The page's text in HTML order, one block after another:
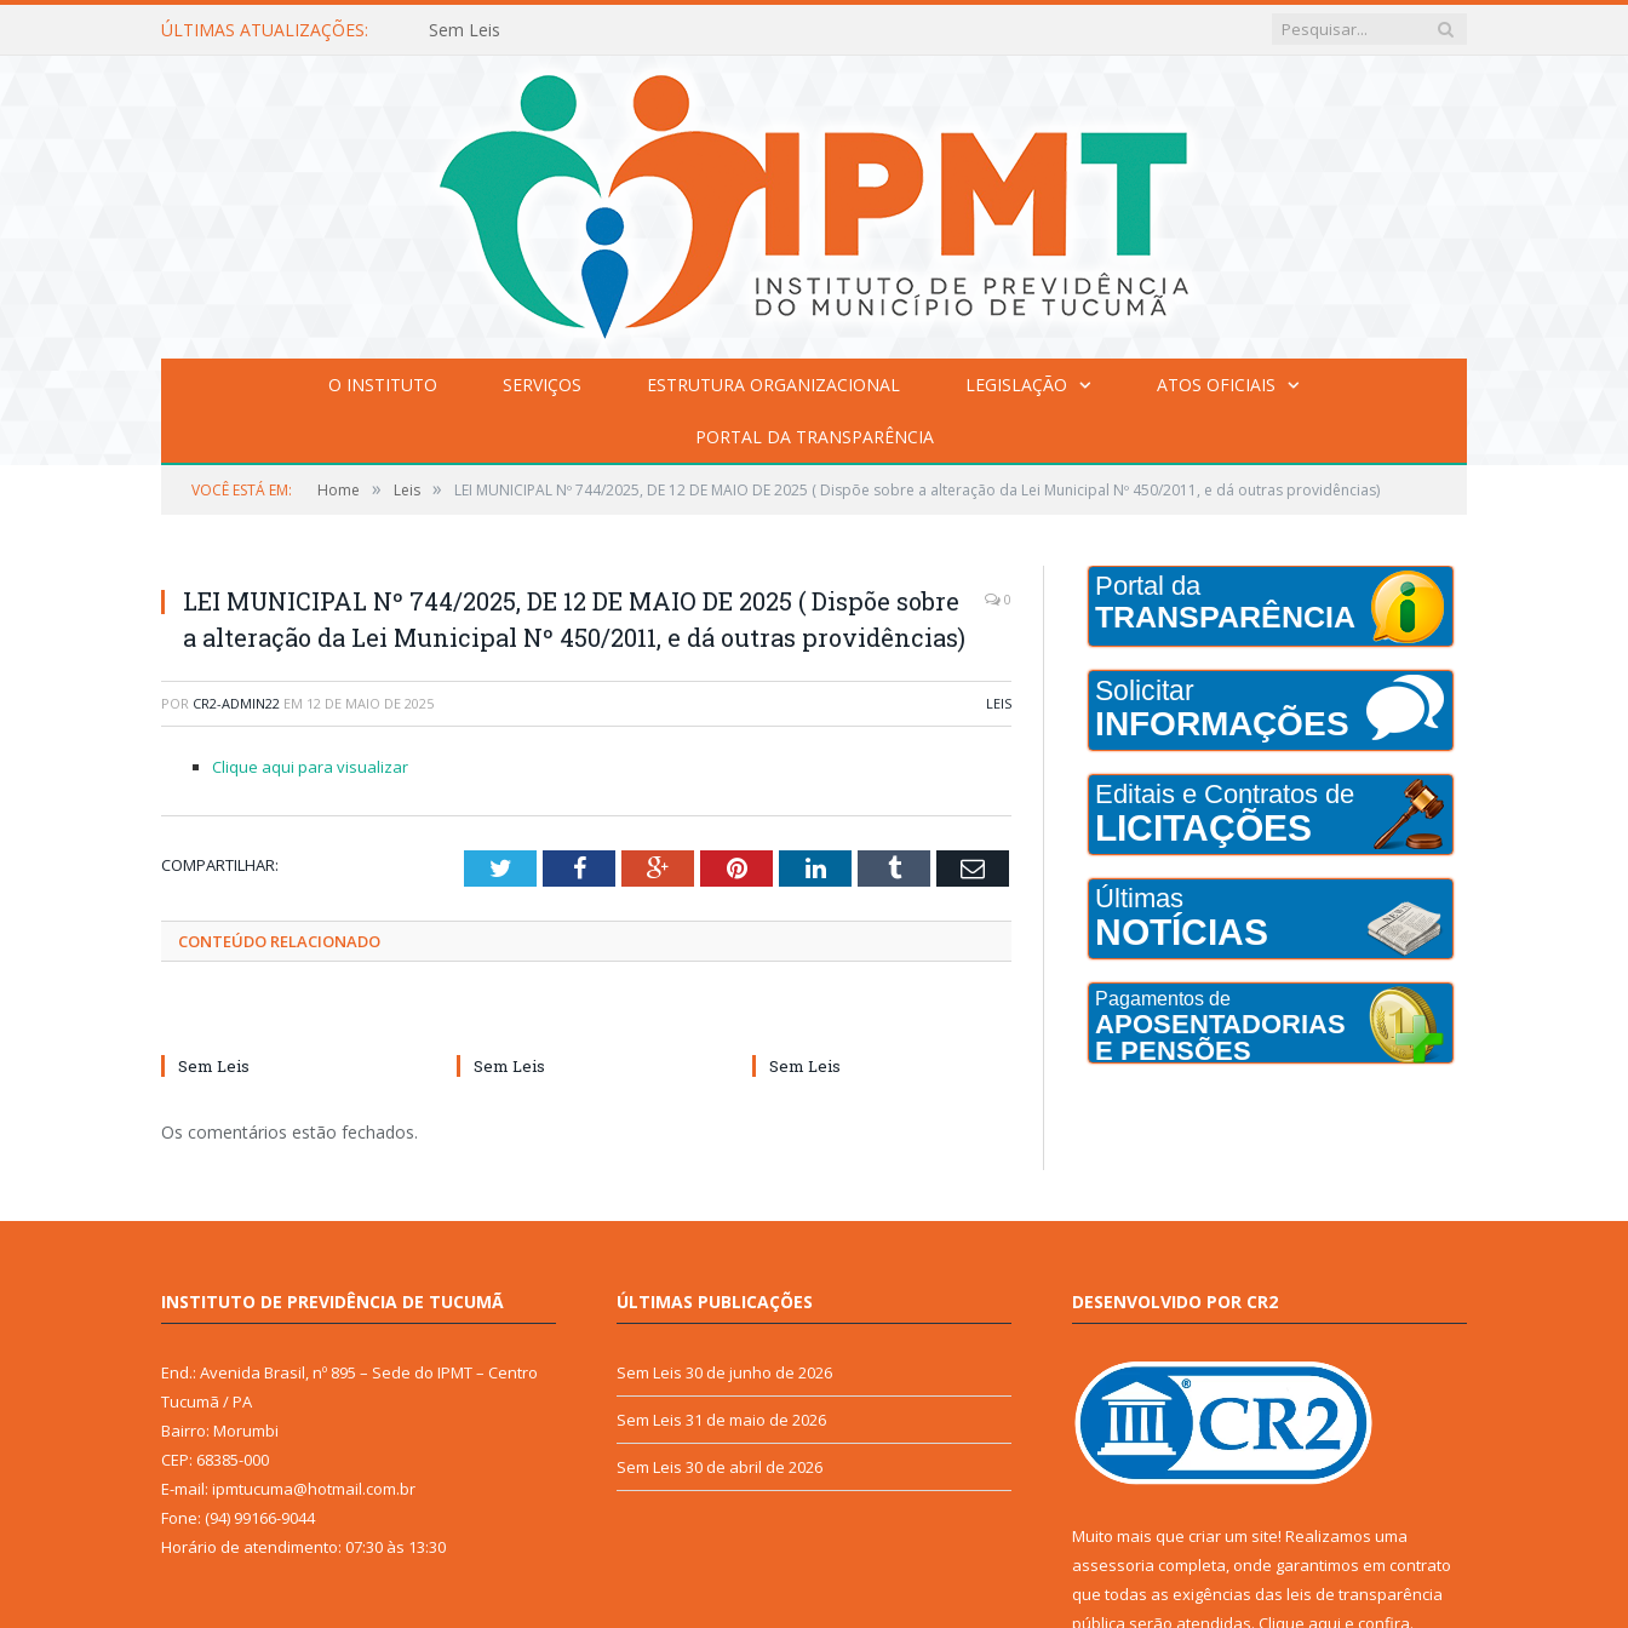
ÚLTIMAS ATUALIZAÇÕES: Sem Leis
O INSTITUTO SERVIÇOS ESTRUTURA ORGANIZACIONAL LEGISLAÇÃO ATOS OFICIAIS
PORTAL DA TRANSPARÊNCIA
VOCÊ ESTÁ EM: Home » Leis » LEI MUNICIPAL Nº 744/2025, DE 12 DE MAIO DE 2025 ( Dispõe sobre a alteração da Lei Municipal Nº 450/2011, e dá outras providências)
LEI MUNICIPAL Nº 744/2025, DE 12 DE MAIO DE 2025 ( Dispõe sobre
a alteração da Lei Municipal Nº 450/2011, e dá outras providências)
0
POR CR2-ADMIN22 EM 12 DE MAIO DE 2025 LEIS
Clique aqui para visualizar
COMPARTILHAR: TwitterFacebookGoogle+PinterestLinkedInTumblr Email
CONTEÚDO RELACIONADO
Sem Leis Sem Leis Sem Leis
Os comentários estão fechados.
Portal da
TRANSPARÊNCIA
Solicitar
INFORMAÇÕES
Editais e Contratos de
LICITAÇÕES
Últimas
NOTÍCIAS
Pagamentos de
APOSENTADORIAS
E PENSÕES
INSTITUTO DE PREVIDÊNCIA DE TUCUMÃ
End.: Avenida Brasil, nº 895 – Sede do IPMT – Centro
Tucumã / PA
Bairro: Morumbi
CEP: 68385-000
E-mail: ipmtucuma@hotmail.com.br
Fone: (94) 99166-9044
Horário de atendimento: 07:30 às 13:30
ÚLTIMAS PUBLICAÇÕES
Sem Leis 30 de junho de 2026
Sem Leis 31 de maio de 2026
Sem Leis 30 de abril de 2026
DESENVOLVIDO POR CR2
Muito mais que criar um site! Realizamos uma
assessoria completa, onde garantimos em contrato
que todas as exigências das leis de transparência
pública serão atendidas. Clique aqui e confira.